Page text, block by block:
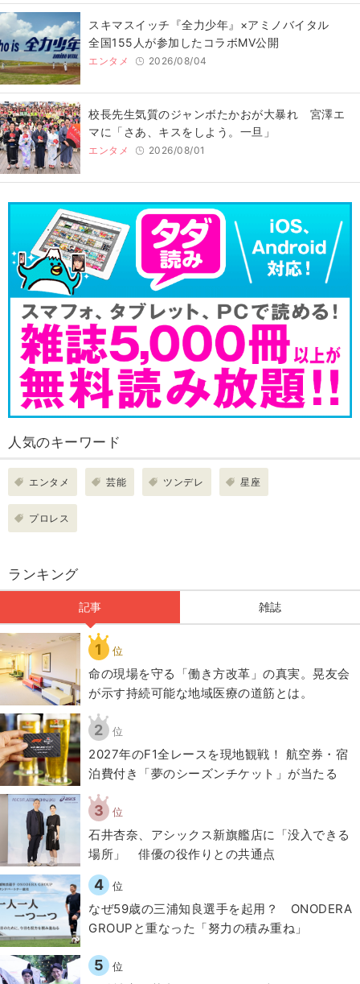
スキマスイッチ『全力少年』×アミノバイタル
全国155人が参加したコラボMV公開
エンタメ 2026/08/04
校長先生気質のジャンボたかおが大暴れ 宮澤エ
マに「さあ、キスをしよう。一旦」
エンタメ 2026/08/01
人気のキーワード
エンタメ 芸能 ツンデレ 星座
プロレス
ランキング
記事 雑誌
1 位
​命の現場を守る「働き方改革」の真実。晃友会
が示す持続可能な地域医療の道筋とは。
2 位
2027年のF1全レースを現地観戦！ 航空券・宿
泊費付き「夢のシーズンチケット」が当たる
3 位
石井杏奈、アシックス新旗艦店に「没入できる
場所」 俳優の役作りとの共通点
4 位
なぜ59歳の三浦知良選手を起用？ ONODERA
GROUPと重なった「努力の積み重ね」
5 位